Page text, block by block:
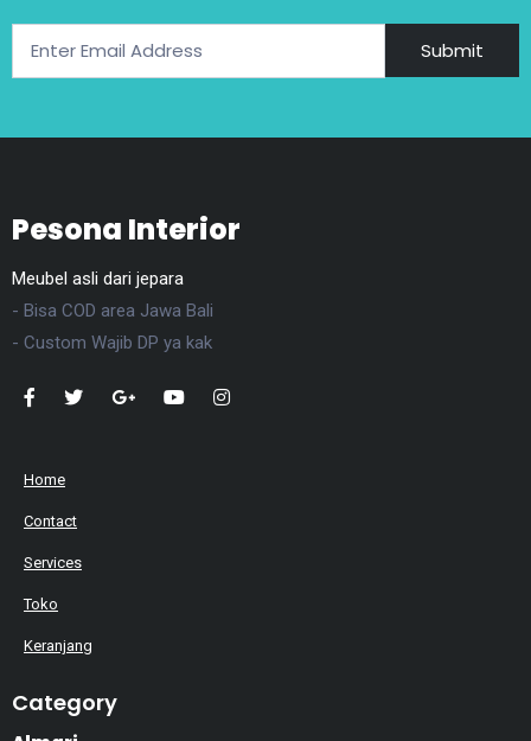
Submit
Pesona Interior
Meubel asli dari jepara
- Bisa COD area Jawa Bali
- Custom Wajib DP ya kak
Home
Contact
Services
Toko
Keranjang
Category